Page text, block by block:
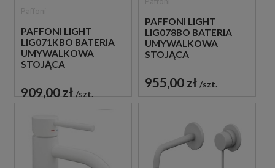
PAFFONI LIGHT
LIG071KBO BATERIA
UMYWALKOWA
STOJĄCA
BIAŁA
909,00 zł szt.
PAFFONI LIGHT
LIG078BO BATERIA
UMYWALKOWA
STOJĄCA
BIAŁA
955,00 zł szt.